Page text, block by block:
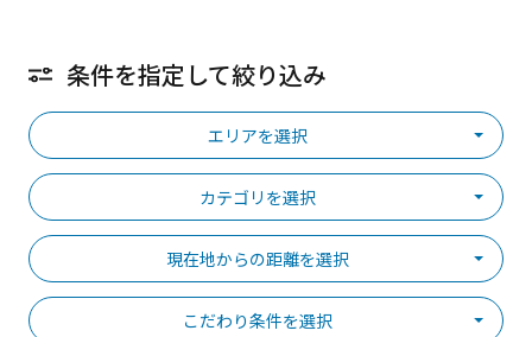
条件を指定して絞り込み
エリアを選択
カテゴリを選択
現在地からの距離を選択
こだわり条件を選択